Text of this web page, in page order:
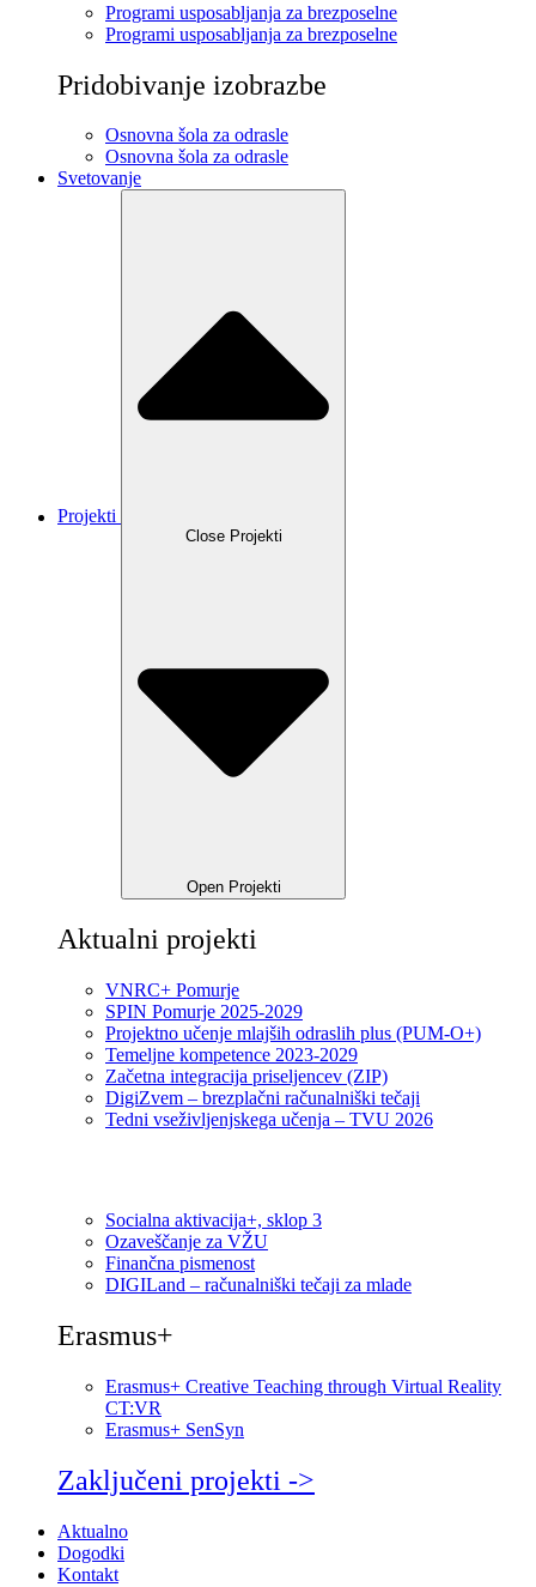
Programi usposabljanja za brezposelne
Programi usposabljanja za brezposelne
Pridobivanje izobrazbe
Osnovna šola za odrasle
Osnovna šola za odrasle
Svetovanje
Projekti
Close Projekti
Open Projekti
Aktualni projekti
VNRC+ Pomurje
SPIN Pomurje 2025-2029
Projektno učenje mlajših odraslih plus (PUM-O+)
Temeljne kompetence 2023-2029
Začetna integracija priseljencev (ZIP)
DigiZvem – brezplačni računalniški tečaji
Tedni vseživljenjskega učenja – TVU 2026
Socialna aktivacija+, sklop 3
Ozaveščanje za VŽU
Finančna pismenost
DIGILand – računalniški tečaji za mlade
Erasmus+
Erasmus+ Creative Teaching through Virtual Reality
CT:VR
Erasmus+ SenSyn
Zaključeni projekti ->
Aktualno
Dogodki
Kontakt